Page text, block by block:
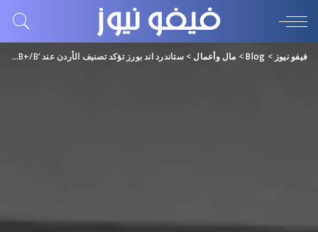
فيفو نيوز >
Blog
> مال وأعمال >ستاندرد اند بورز تؤكد تصنيف الأردن عند ‘B+/B’ مع نظرة مستقبلية مستقرة